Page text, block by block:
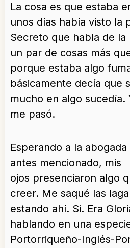
La cosa es que estaba
unos días había visto la
Secreto que habla de
un par de cosas más
porque estaba algo
básicamente decía que
mucho en algo sucedía.
me pasó.
Esperando a la
antes mencionado, mis
ojos presenciaron algo
creer. Me saqué las
estando ahí. Si. Era
hablando en una
Portorriqueño-Inglés-